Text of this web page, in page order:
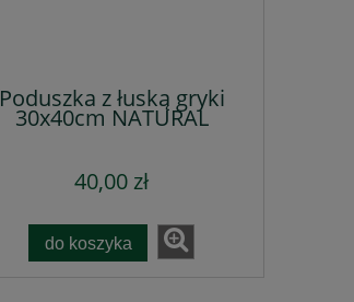
Poduszka z łuską gryki
30x40cm NATURAL
40,00 zł
do koszyka